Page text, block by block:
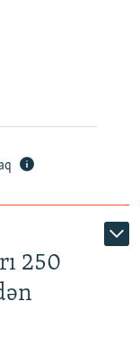
250